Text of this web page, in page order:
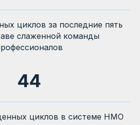
циклов за последние пять
слаженной команды
44
циклов в системе НМО